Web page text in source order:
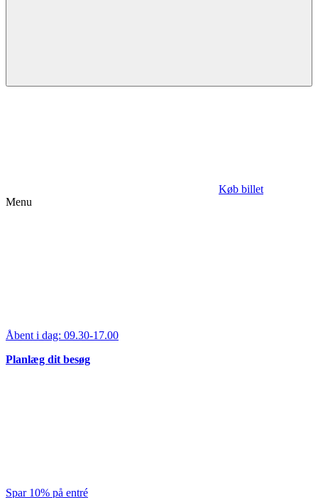
Køb billet
Menu
Åbent i dag: 09.30-17.00
Planlæg dit besøg
Spar 10% på entré